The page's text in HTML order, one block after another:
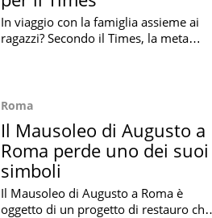
In viaggio con la famiglia assieme ai
ragazzi? Secondo il Times, la meta
Roma
Il Mausoleo di Augusto a
Roma perde uno dei suoi
simboli
Il Mausoleo di Augusto a Roma è
oggetto di un progetto di restauro che